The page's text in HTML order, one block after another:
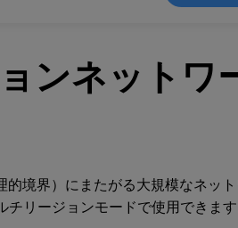
ンネットワ
境界）にまたがる大規模なネッ
リージョンモードで使用できま